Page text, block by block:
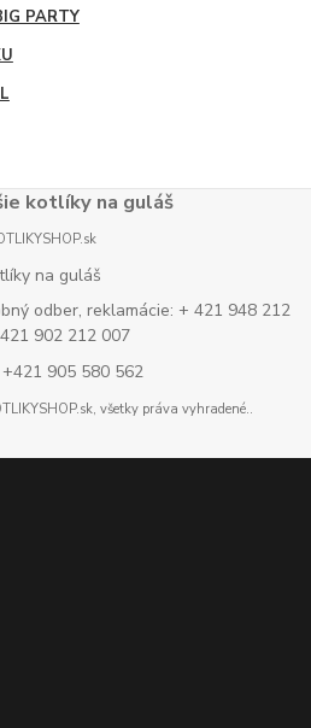
PARTY
kotlíky na guláš
na guláš
odber, reklamácie: + 421 948 212
902 212 007
905 580 562
všetky práva vyhradené..